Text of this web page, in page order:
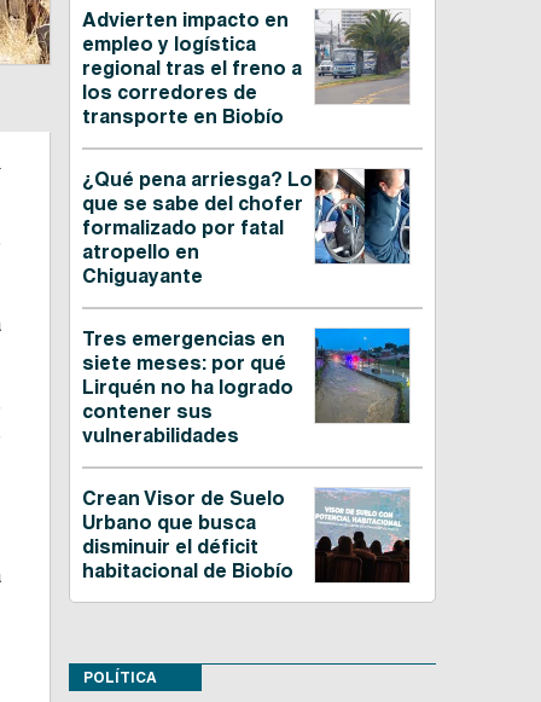
Advierten impacto en
empleo y logística
regional tras el freno a
los corredores de
transporte en Biobío
¿Qué pena arriesga? Lo
que se sabe del chofer
formalizado por fatal
atropello en
Chiguayante
Tres emergencias en
siete meses: por qué
Lirquén no ha logrado
contener sus
vulnerabilidades
Crean Visor de Suelo
Urbano que busca
disminuir el déficit
habitacional de Biobío
POLÍTICA